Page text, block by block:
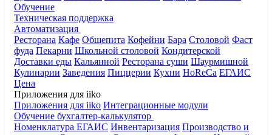
Обучение
Техническая поддержка
Автоматизация
Ресторана Кафе Общепита Кофейни Бара Столовой Фаст
фуда Пекарни Школьной столовой Кондитерской
Доставки еды Кальянной Ресторана суши Шаурмишной
Кулинарии Заведения Пиццерии Кухни HoReCa ЕГАИС
Цена
Приложения для iiko
Приложения для iiko Интеграционные модули
Обучение бухгалтер-калькулятор
Номенклатура ЕГАИС Инвентаризация Производство и